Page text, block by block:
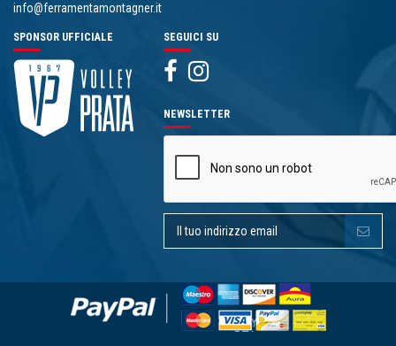
info@ferramentamontagner.it
SPONSOR UFFICIALE SEGUICI SU
NEWSLETTER